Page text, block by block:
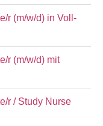
r (m/w/d) in Voll-
r (m/w/d) mit
r / Study Nurse